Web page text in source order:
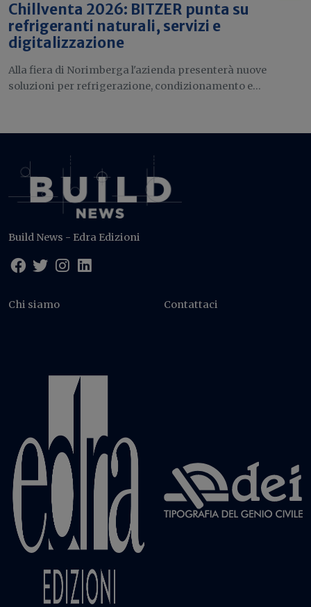
Chillventa 2026: BITZER punta su
refrigeranti naturali, servizi e
digitalizzazione
Alla fiera di Norimberga l'azienda presenterà nuove
soluzioni per refrigerazione, condizionamento e...
Build News - Edra Edizioni
Chi siamo Contattaci